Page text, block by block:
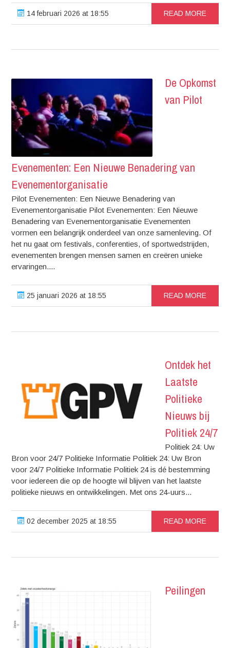
14 februari 2026 at 18:55 READ MORE
De Opkomst
van Pilot
Evenementen: Een Nieuwe Benadering van
Evenementorganisatie
Pilot Evenementen: Een Nieuwe Benadering van
Evenementorganisatie Pilot Evenementen: Een Nieuwe
Benadering van Evenementorganisatie Evenementen
vormen een belangrijk onderdeel van onze samenleving. Of
het nu gaat om festivals, conferenties, of sportwedstrijden,
evenementen brengen mensen samen en creëren unieke
ervaringen....
25 januari 2026 at 18:55 READ MORE
Ontdek het
Laatste
Politieke
Nieuws bij
Politiek 24/7
Politiek 24: Uw
Bron voor 24/7 Politieke Informatie Politiek 24: Uw Bron
voor 24/7 Politieke Informatie Politiek 24 is dé bestemming
voor iedereen die op de hoogte wil blijven van het laatste
politieke nieuws en ontwikkelingen. Met ons 24-uurs...
02 december 2025 at 18:55 READ MORE
Peilingen